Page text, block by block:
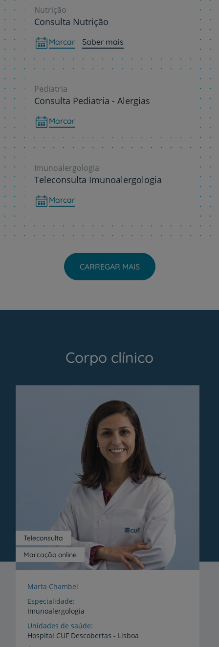
Nutrição
Consulta Nutrição
Marcar Saber mais
Pediatria
Consulta Pediatria - Alergias
Marcar
Imunoalergologia
Teleconsulta Imunoalergologia
Marcar
CARREGAR MAIS
Corpo clínico
Marcação online
Teleconsulta
Marta Chambel
Especialidade
Imunoalergologia
Unidades de saúde
Hospital CUF Descobertas - Lisboa